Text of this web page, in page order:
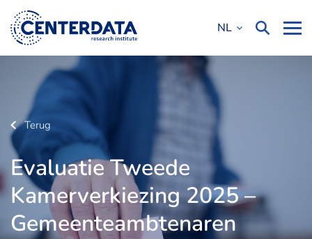
NL
Terug
Evaluatie Tweede
Kamerverkiezing 2025 –
Gemeenteambtenaren